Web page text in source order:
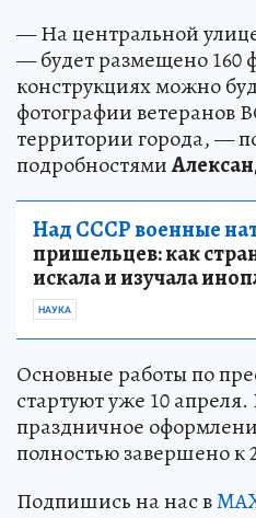
— На центральной
— будет размещено 160
конструкциях можно
фотографии
территории города, —
подробностями
Над СССР военные
пришельцев: как
искала и изучала
НАУКА
Основные работы по
стартуют уже 10
праздничное
полностью завершено к
Подпишись на нас в